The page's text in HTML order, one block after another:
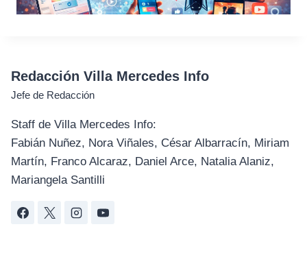
Redacción Villa Mercedes Info
Jefe de Redacción
Staff de Villa Mercedes Info:
Fabián Nuñez, Nora Viñales, César Albarracín, Miriam
Martín, Franco Alcaraz, Daniel Arce, Natalia Alaniz,
Mariangela Santilli